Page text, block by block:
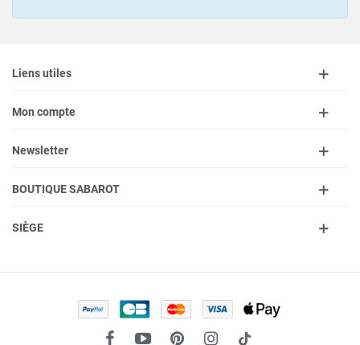
Liens utiles
Mon compte
Newsletter
BOUTIQUE SABAROT
SIÈGE